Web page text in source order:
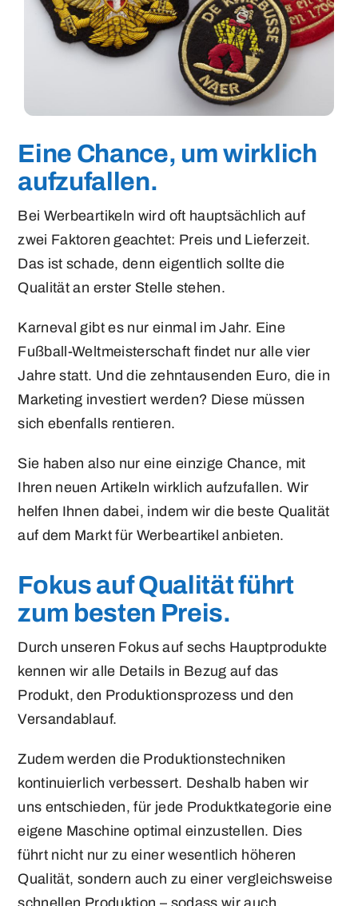
Eine Chance, um wirklich
aufzufallen.
Bei Werbeartikeln wird oft hauptsächlich auf
zwei Faktoren geachtet: Preis und Lieferzeit.
Das ist schade, denn eigentlich sollte die
Qualität an erster Stelle stehen.
Karneval gibt es nur einmal im Jahr. Eine
Fußball-Weltmeisterschaft findet nur alle vier
Jahre statt. Und die zehntausenden Euro, die in
Marketing investiert werden? Diese müssen
sich ebenfalls rentieren.
Sie haben also nur eine einzige Chance, mit
Ihren neuen Artikeln wirklich aufzufallen. Wir
helfen Ihnen dabei, indem wir die beste Qualität
auf dem Markt für Werbeartikel anbieten.
Fokus auf Qualität führt
zum besten Preis.
Durch unseren Fokus auf sechs Hauptprodukte
kennen wir alle Details in Bezug auf das
Produkt, den Produktionsprozess und den
Versandablauf.
Zudem werden die Produktionstechniken
kontinuierlich verbessert. Deshalb haben wir
uns entschieden, für jede Produktkategorie eine
eigene Maschine optimal einzustellen. Dies
führt nicht nur zu einer wesentlich höheren
Qualität, sondern auch zu einer vergleichsweise